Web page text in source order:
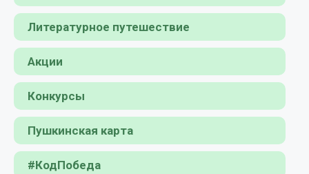
Литературное путешествие
Акции
Конкурсы
Пушкинская карта
#КодПобеда